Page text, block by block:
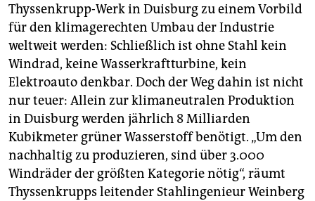
Thyssenkrupp-Werk in Duisburg zu einem Vorbild
für den klimagerechten Umbau der Industrie
weltweit werden: Schließlich ist ohne Stahl kein
Windrad, keine Wasserkraftturbine, kein
Elektroauto denkbar. Doch der Weg dahin ist nicht
nur teuer: Allein zur klimaneutralen Produktion
in Duisburg werden jährlich 8 Milliarden
Kubikmeter grüner Wasserstoff benötigt. „Um den
nachhaltig zu produzieren, sind über 3.000
Windräder der größten Kategorie nötig“, räumt
Thyssenkrupps leitender Stahlingenieur Weinberg